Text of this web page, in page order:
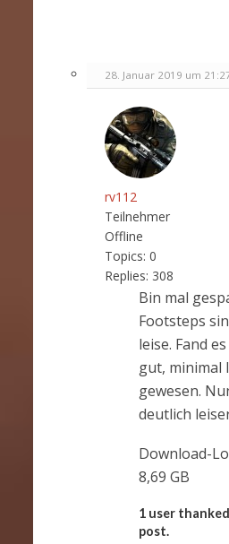
28. Januar 2019 um
rv112
Teilnehmer
Offline
Topics: 0
Replies: 308
Bin mal
Footsteps
leise. Fand
gut, minimal
gewesen.
deutlich
Download-
8,69 GB
1 user
post.